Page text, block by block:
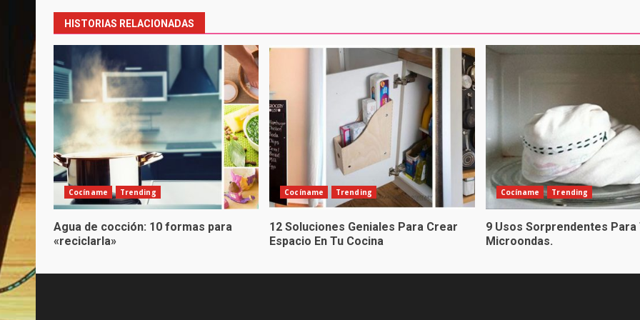
HISTORIAS RELACIONADAS
Cocíname Trending
Agua de cocción: 10 formas para
«reciclarla»
Cocíname Trending
12 Soluciones Geniales Para Crear
Espacio En Tu Cocina
Cocíname Trending
9 Usos Sorprendentes Para
Microondas.